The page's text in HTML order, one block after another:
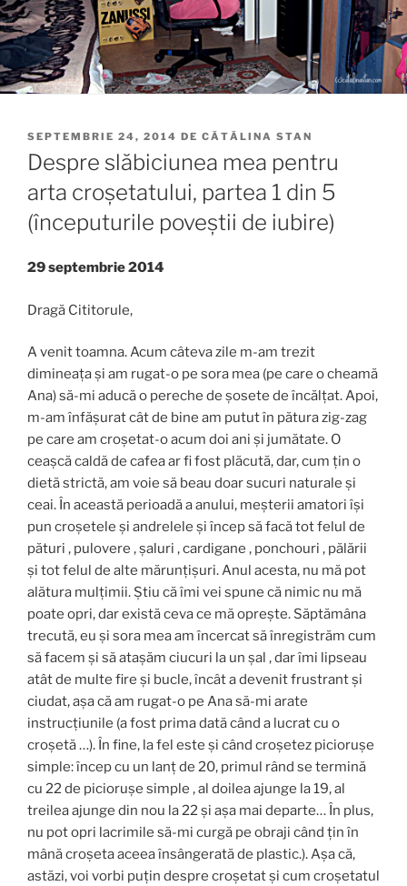
PUBLICAT
PE
SEPTEMBRIE 24, 2014 DE CĂTĂLINA STAN
Despre slăbiciunea mea pentru
arta croșetatului, partea 1 din 5
(începuturile poveștii de iubire)
29 septembrie 2014
Dragă Cititorule,
A venit toamna. Acum câteva zile m-am trezit
dimineața și am rugat-o pe sora mea (pe care o cheamă
Ana) să-mi aducă o pereche de șosete de încălțat. Apoi,
m-am înfășurat cât de bine am putut în pătura zig-zag
pe care am croșetat-o ​​acum doi ani și jumătate. O
ceașcă caldă de cafea ar fi fost plăcută, dar, cum țin o
dietă strictă, am voie să beau doar sucuri naturale și
ceai. În această perioadă a anului, meșterii amatori își
pun croșetele și andrelele și încep să facă tot felul de
pături , pulovere , șaluri , cardigane , ponchouri , pălării
și tot felul de alte mărunțișuri. Anul acesta, nu mă pot
alătura mulțimii. Știu că îmi vei spune că nimic nu mă
poate opri, dar există ceva ce mă oprește. Săptămâna
trecută, eu și sora mea am încercat să înregistrăm cum
să facem și să atașăm ciucuri la un șal , dar îmi lipseau
atât de multe fire și bucle, încât a devenit frustrant și
ciudat, așa că am rugat-o pe Ana să-mi arate
instrucțiunile (a fost prima dată când a lucrat cu o
croșetă …). În fine, la fel este și când croșetez piciorușe
simple: încep cu un lanț de 20, primul rând se termină
cu 22 de piciorușe simple , al doilea ajunge la 19, al
treilea ajunge din nou la 22 și așa mai departe… În plus,
nu pot opri lacrimile să-mi curgă pe obraji când țin în
mână croșeta aceea însângerată de plastic.). Așa că,
astăzi, voi vorbi puțin despre croșetat și cum croșetatul